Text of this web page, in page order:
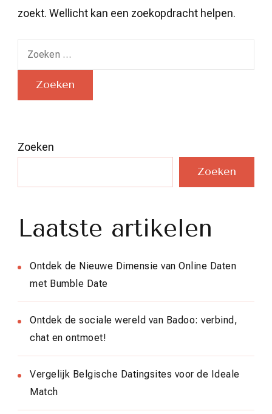
zoekt. Wellicht kan een zoekopdracht helpen.
Zoeken
naar:
Zoeken
Zoeken
Laatste artikelen
Ontdek de Nieuwe Dimensie van Online Daten
met Bumble Date
Ontdek de sociale wereld van Badoo: verbind,
chat en ontmoet!
Vergelijk Belgische Datingsites voor de Ideale
Match